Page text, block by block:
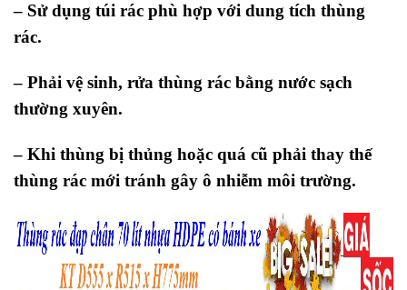
– Sử dụng túi rác phù hợp với dung tích thùng
rác.
– Phải vệ sinh, rửa thùng rác bằng nước sạch
thường xuyên.
– Khi thùng bị thủng hoặc quá cũ phải thay thế
thùng rác mới tránh gây ô nhiễm môi trường.